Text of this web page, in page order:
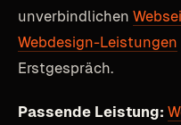
unverbindlichen
Webdesign-Leistungen
Erstgespräch.
Passende Leistung: